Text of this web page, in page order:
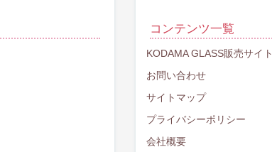
コンテンツ一覧
KODAMA GLASS販売サイト
お問い合わせ
サイトマップ
プライバシーポリシー
会社概要